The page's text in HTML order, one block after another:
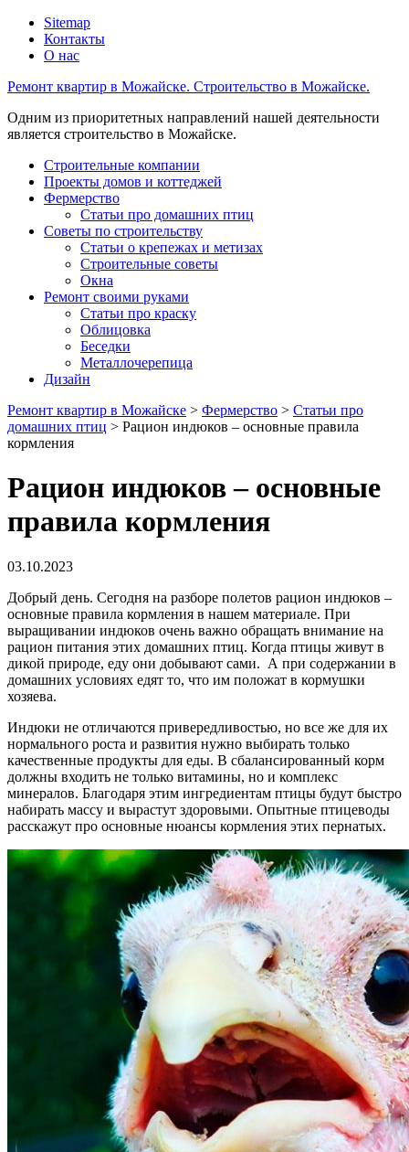
Sitemap
Контакты
О нас
Ремонт квартир в Можайске. Строительство в Можайске.
Одним из приоритетных направлений нашей деятельности
является строительство в Можайске.
Строительные компании
Проекты домов и коттеджей
Фермерство
Статьи про домашних птиц
Советы по строительству
Статьи о крепежах и метизах
Строительные советы
Окна
Ремонт своими руками
Статьи про краску
Облицовка
Беседки
Металлочерепица
Дизайн
Ремонт квартир в Можайске > Фермерство > Статьи про
домашних птиц > Рацион индюков – основные правила
кормления
Рацион индюков – основные
правила кормления
03.10.2023
Добрый день. Сегодня на разборе полетов рацион индюков –
основные правила кормления в нашем материале. При
выращивании индюков очень важно обращать внимание на
рацион питания этих домашних птиц. Когда птицы живут в
дикой природе, еду они добывают сами. А при содержании в
домашних условиях едят то, что им положат в кормушки
хозяева.
Индюки не отличаются привередливостью, но все же для их
нормального роста и развития нужно выбирать только
качественные продукты для еды. В сбалансированный корм
должны входить не только витамины, но и комплекс
минералов. Благодаря этим ингредиентам птицы будут быстро
набирать массу и вырастут здоровыми. Опытные птицеводы
расскажут про основные нюансы кормления этих пернатых.